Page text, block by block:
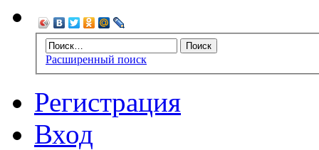
Расширенный поиск
Регистрация
Вход